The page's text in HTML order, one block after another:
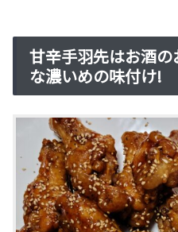
甘辛手羽先はお酒
な濃いめの味付け!